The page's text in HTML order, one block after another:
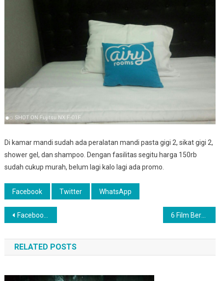
Di kamar mandi sudah ada peralatan mandi pasta gigi 2, sikat gigi 2,
shower gel, dan shampoo. Dengan fasilitas segitu harga 150rb
sudah cukup murah, belum lagi kalo lagi ada promo.
Facebook Twitter WhatsApp
Post
navigation
Facebook Mau Diblokir? Jangan Panik 6 Film Bertema Gangguan Psikologi Yang Recomended Banget
RELATED POSTS